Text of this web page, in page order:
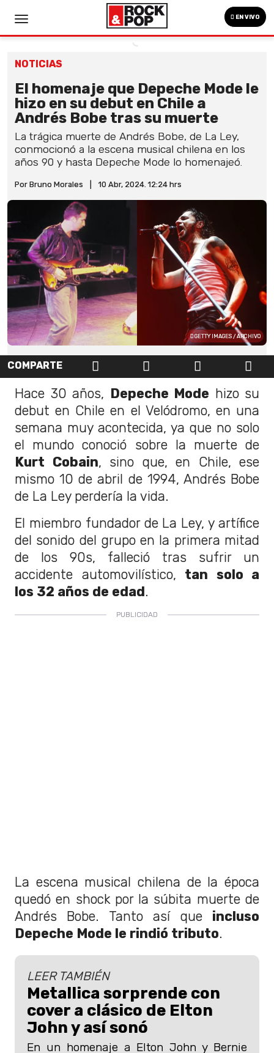
EN VIVO
NOTICIAS
El homenaje que Depeche Mode le
hizo en su debut en Chile a
Andrés Bobe tras su muerte
La trágica muerte de Andrés Bobe, de La Ley,
conmocionó a la escena musical chilena en los
años 90 y hasta Depeche Mode lo homenajeó.
Por Bruno Morales 10 Abr, 2024. 12:24 hrs
GETTY IMAGES / ARCHIVO
COMPARTE
Hace 30 años, Depeche Mode hizo su
debut en Chile en el Velódromo, en una
semana muy acontecida, ya que no solo
el mundo conoció sobre la muerte de
Kurt Cobain, sino que, en Chile, ese
mismo 10 de abril de 1994, Andrés Bobe
de La Ley perdería la vida.
El miembro fundador de La Ley, y artífice
del sonido del grupo en la primera mitad
de los 90s, falleció tras sufrir un
accidente automovilístico, tan solo a
los 32 años de edad.
La escena musical chilena de la época
quedó en shock por la súbita muerte de
Andrés Bobe. Tanto así que incluso
Depeche Mode le rindió tributo.
LEER TAMBIÉN
Metallica sorprende con
cover a clásico de Elton
John y así sonó
En un homenaje a Elton John y Bernie